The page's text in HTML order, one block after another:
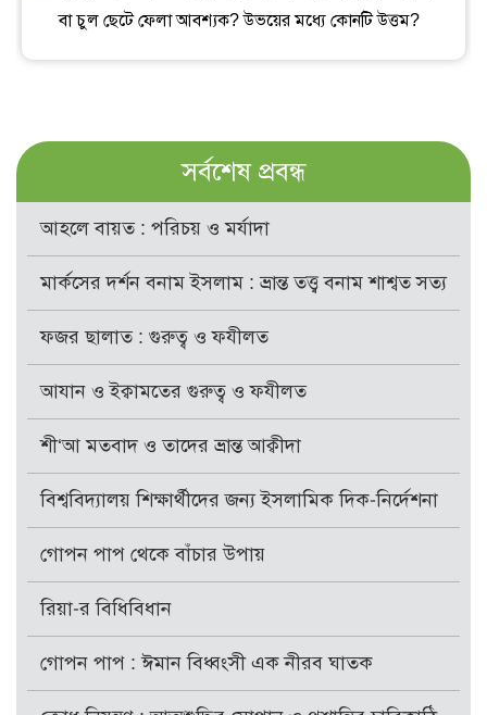
বা চুল ছেটে ফেলা আবশ্যক? উভয়ের মধ্যে কোনটি উত্তম?
সর্বশেষ প্রবন্ধ
আহলে বায়ত : পরিচয় ও মর্যাদা
মার্কসের দর্শন বনাম ইসলাম : ভ্রান্ত তত্ত্ব বনাম শাশ্বত সত্য
ফজর ছালাত : গুরুত্ব ও ফযীলত
আযান ও ইক্বামতের গুরুত্ব ও ফযীলত
শী‘আ মতবাদ ও তাদের ভ্রান্ত আক্বীদা
বিশ্ববিদ্যালয় শিক্ষার্থীদের জন্য ইসলামিক দিক-নির্দেশনা
গোপন পাপ থেকে বাঁচার উপায়
রিয়া-র বিধিবিধান
গোপন পাপ : ঈমান বিধ্বংসী এক নীরব ঘাতক